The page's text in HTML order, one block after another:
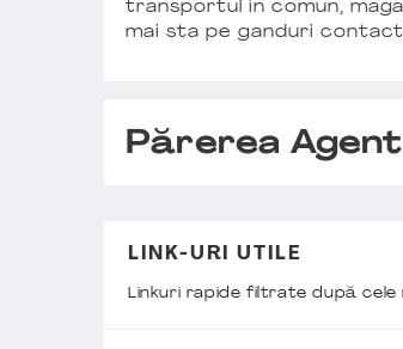
transportul in comun,
mai sta pe ganduri
Părerea
LINK-URI UTILE
Linkuri rapide filtrate după cele